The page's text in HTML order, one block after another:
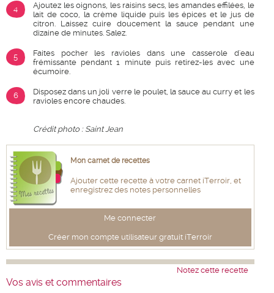
4
Ajoutez les oignons, les raisins secs, les amandes effilées, le
lait de coco, la crème liquide puis les épices et le jus de
citron. Laissez cuire doucement la sauce pendant une
dizaine de minutes. Salez.
5
Faites pocher les ravioles dans une casserole d'eau
frémissante pendant 1 minute puis retirez-les avec une
écumoire.
6
Disposez dans un joli verre le poulet, la sauce au curry et les
ravioles encore chaudes.
Crédit photo : Saint Jean
Mon carnet de recettes
Ajouter cette recette à votre carnet iTerroir, et
enregistrez des notes personnelles
Me connecter
Créer mon compte utilisateur gratuit iTerroir
Notez cette recette
Vos avis et commentaires